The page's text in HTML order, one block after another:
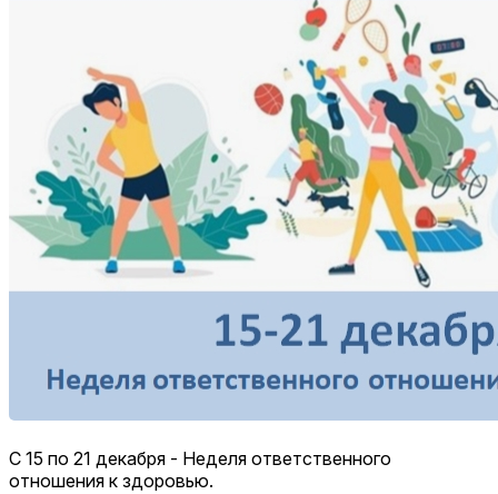
С 15 по 21 декабря - Неделя ответственного
отношения к здоровью.